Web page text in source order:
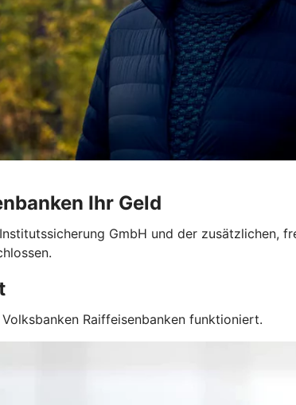
Ihr Geld
GmbH und der zusätzlichen,
Raiffeisenbanken funktioniert.